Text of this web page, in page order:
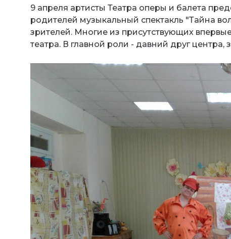
9 апреля артисты Театра оперы и балета
родителей музыкальный спектакль "Тайна
зрителей. Многие из присутствующих
театра. В главной роли - давний друг центра,